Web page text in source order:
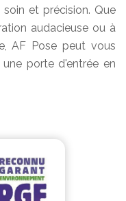
et précision. Que
audacieuse ou à
AF Pose peut vous
porte d'entrée en